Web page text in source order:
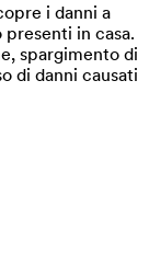
i danni a
in casa.
spargimento di
di danni causati